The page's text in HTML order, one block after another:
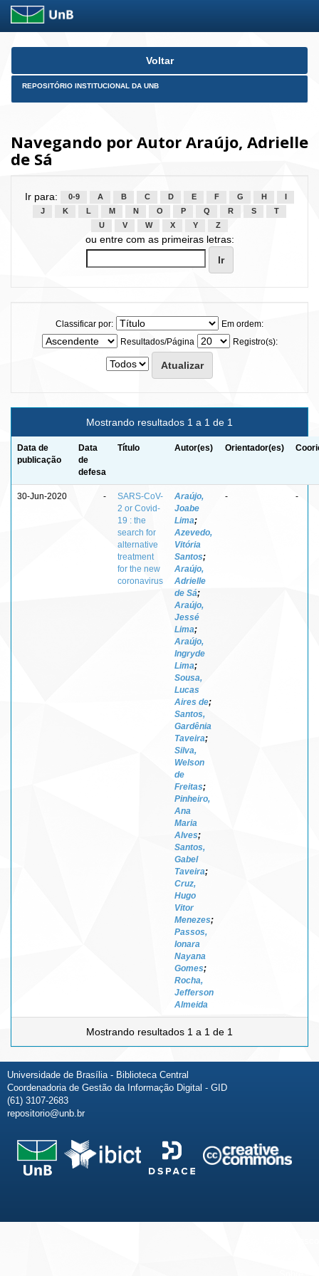
Skip
Voltar
REPOSITÓRIO INSTITUCIONAL DA UNB
Navegando por Autor Araújo, Adrielle
de Sá
Ir para: 0-9 A B C D E F G H
J
K L M N O P Q R S
T
U
V W X Y Z
ou entre com as primeiras letras:
Classificar por:
Em ordem:
Resultados/Página
Registro(s):
Mostrando resultados 1 a 1 de 1
Data de
publicação
Data
de
defesa
Título Autor(es) Orientador(es)
30-Jun-2020 -
SARS-CoV-
2 or Covid-
19 : the
search for
alternative
treatment
for the new
coronavirus
Araújo,
Joabe
Lima;
Azevedo,
Vitória
Santos;
Araújo,
Adrielle
de Sá;
Araújo,
Jessé
Lima;
Araújo,
Ingryde
Lima;
Sousa,
Lucas
Aires de;
Santos,
Gardênia
Taveira;
Silva,
Welson
de
Freitas;
Pinheiro,
Ana
Maria
Alves;
Santos,
Gabel
Taveira;
Cruz,
Hugo
Vitor
Menezes;
Passos,
Ionara
Nayana
Gomes;
Rocha,
Jefferson
Almeida
- -
Mostrando resultados 1 a 1 de 1
Universidade de Brasília - Biblioteca Central
Coordenadoria de Gestão da Informação Digital - GID
(61) 3107-2683
repositorio@unb.br